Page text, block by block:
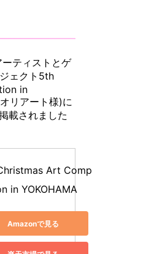
ティストとゲ
ェクト5th
in
リアート様)に
載されました
Art Comp
in YOKOHAMA
Amazonで見る